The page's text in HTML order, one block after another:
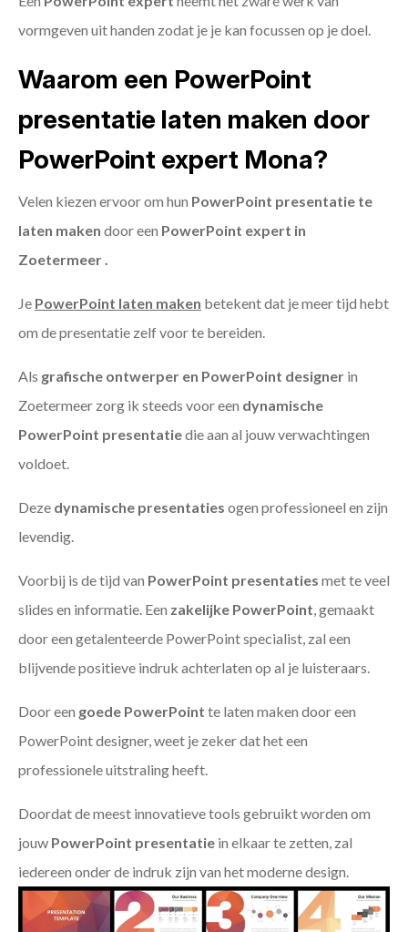
vormgeven uit handen zodat je je kan focussen op je doel.
Waarom een PowerPoint
presentatie laten maken door
PowerPoint expert Mona?
Velen kiezen ervoor om hun PowerPoint presentatie te
laten maken door een PowerPoint expert in
Zoetermeer .
Je PowerPoint laten maken betekent dat je meer tijd hebt
om de presentatie zelf voor te bereiden.
Als grafische ontwerper en PowerPoint designer in
Zoetermeer zorg ik steeds voor een dynamische
PowerPoint presentatiedie aan al jouw verwachtingen
voldoet.
Deze dynamische presentaties ogen professioneel en zijn
levendig.
Voorbij is de tijd van PowerPoint presentaties met te veel
slides en informatie. Een zakelijke PowerPoint, gemaakt
door een getalenteerde PowerPoint specialist, zal een
blijvende positieve indruk achterlaten op al je luisteraars.
Door een goede PowerPoint te laten maken door een
PowerPoint designer, weet je zeker dat het een
professionele uitstraling heeft.
Doordat de meest innovatieve tools gebruikt worden om
jouw PowerPoint presentatie in elkaar te zetten, zal
iedereen onder de indruk zijn van het moderne design.